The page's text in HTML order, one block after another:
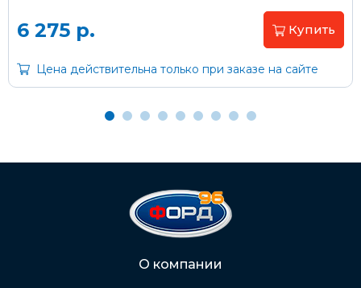
С Вашего расчетного счета
На карту Сбербанка:
2202 2032 0805 1187
Подробнее о доставке и оплате
Цена действительна только при заказе на сайте
6 275 р. Купить
О компании